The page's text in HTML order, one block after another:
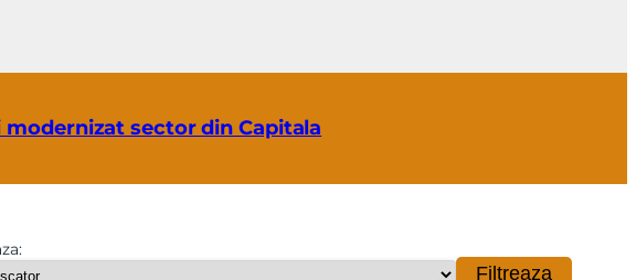
modernizat sector din Capitala
Filtreaza